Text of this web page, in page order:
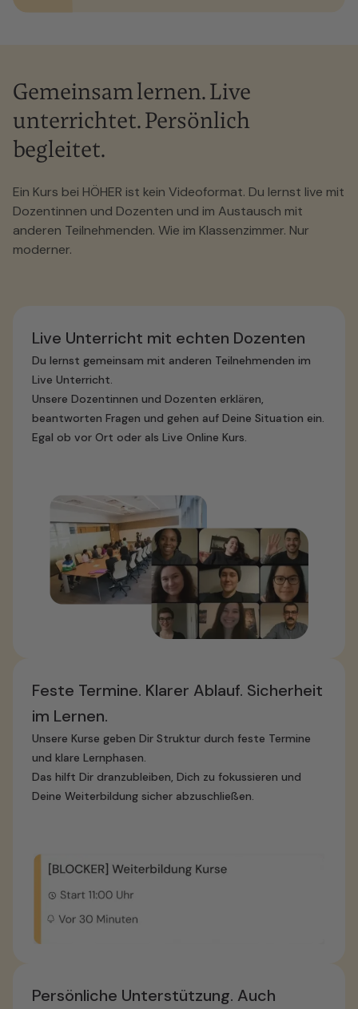
Gemeinsam lernen. Live
unterrichtet. Persönlich
begleitet.
Ein Kurs bei HÖHER ist kein Videoformat. Du lernst live mit
Dozentinnen und Dozenten und im Austausch mit
anderen Teilnehmenden. Wie im Klassenzimmer. Nur
moderner.
Live Unterricht mit echten Dozenten
Du lernst gemeinsam mit anderen Teilnehmenden im
Live Unterricht.
Unsere Dozentinnen und Dozenten erklären,
beantworten Fragen und gehen auf Deine Situation ein.
Egal ob vor Ort oder als Live Online Kurs.
Feste Termine. Klarer Ablauf. Sicherheit
im Lernen.
Unsere Kurse geben Dir Struktur durch feste Termine
und klare Lernphasen.
Das hilft Dir dranzubleiben, Dich zu fokussieren und
Deine Weiterbildung sicher abzuschließen.
Persönliche Unterstützung. Auch